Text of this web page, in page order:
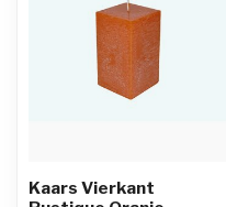
Kaars Vierkant